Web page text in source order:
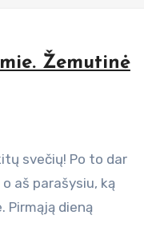
Žemutinė
aš parašysiu, ką
Pirmąją dieną